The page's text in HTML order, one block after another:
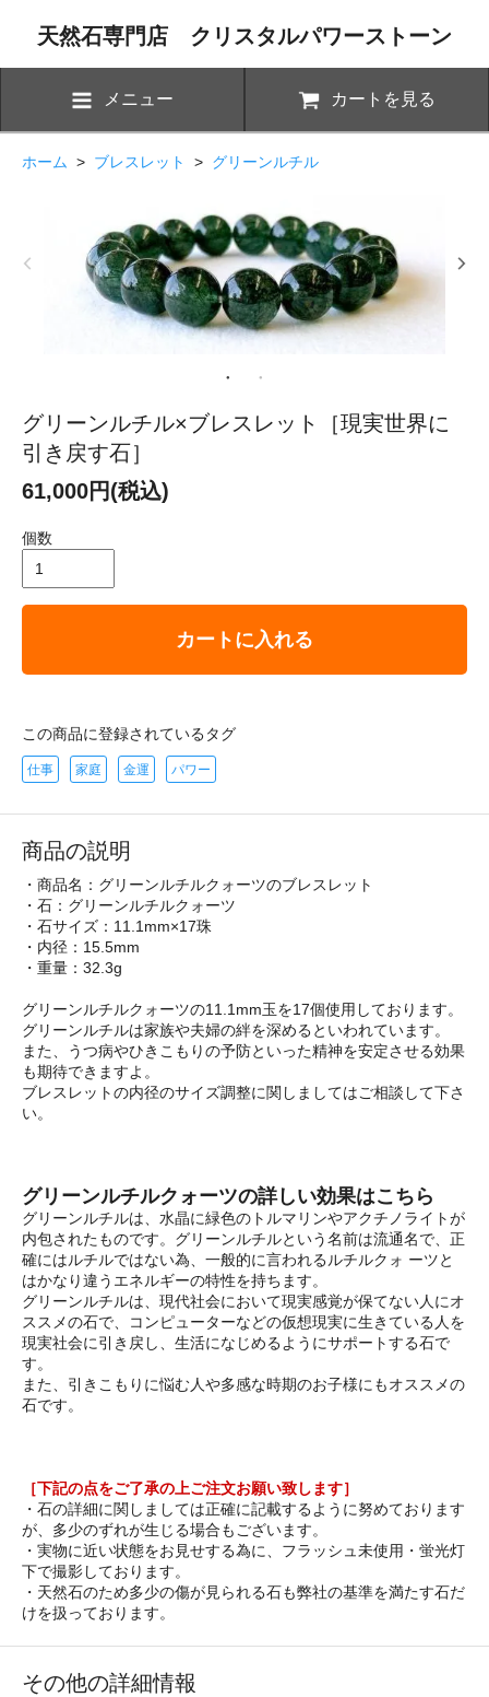
天然石専門店 クリスタルパワーストーン
メニュー カートを見る
ホーム > ブレスレット > グリーンルチル
グリーンルチル×ブレスレット［現実世界に
引き戻す石］
61,000円(税込)
個数
カートに入れる
この商品に登録されているタグ
仕事 家庭 金運 パワー
商品の説明
・商品名：グリーンルチルクォーツのブレスレット
・石：グリーンルチルクォーツ
・石サイズ：11.1mm×17珠
・内径：15.5mm
・重量：32.3g
グリーンルチルクォーツの11.1mm玉を17個使用しております。
グリーンルチルは家族や夫婦の絆を深めるといわれています。
また、うつ病やひきこもりの予防といった精神を安定させる効果
も期待できますよ。
ブレスレットの内径のサイズ調整に関しましてはご相談して下さ
い。
グリーンルチルクォーツの詳しい効果はこちら
グリーンルチルは、水晶に緑色のトルマリンやアクチノライトが
内包されたものです。グリーンルチルという名前は流通名で、正
確にはルチルではない為、一般的に言われるルチルクォ ーツと
はかなり違うエネルギーの特性を持ちます。
グリーンルチルは、現代社会において現実感覚が保てない人にオ
ススメの石で、コンピューターなどの仮想現実に生きている人を
現実社会に引き戻し、生活になじめるようにサポートする石で
す。
また、引きこもりに悩む人や多感な時期のお子様にもオススメの
石です。
［下記の点をご了承の上ご注文お願い致します］
・石の詳細に関しましては正確に記載するように努めております
が、多少のずれが生じる場合もございます。
・実物に近い状態をお見せする為に、フラッシュ未使用・蛍光灯
下で撮影しております。
・天然石のため多少の傷が見られる石も弊社の基準を満たす石だ
けを扱っております。
その他の詳細情報